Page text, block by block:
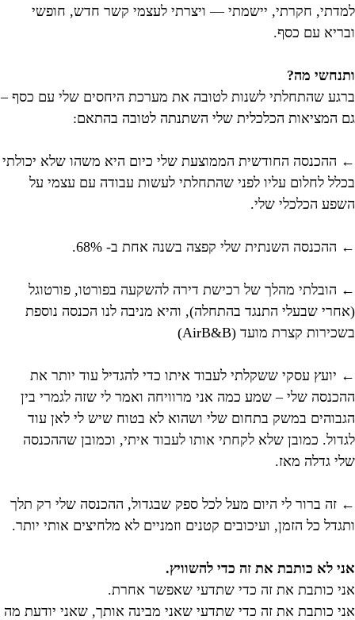
למדתי, חקרתי, יישמתי — ויצרתי לעצמי קשר חדש, חופשי
ובריא עם כסף.
ותנחשי מה?
ברגע שהתחלתי לשנות לטובה את מערכת היחסים שלי עם כסף –
גם המציאות הכלכלית שלי השתנתה לטובה בהתאם:
← ההכנסה החודשית הממוצעת שלי כיום היא משהו שלא יכולתי
בכלל לחלום עליו לפני שהתחלתי לעשות עבודה עם עצמי על
השפע הכלכלי שלי.
← ההכנסה השנתית שלי קפצה בשנה אחת ב- 68%.
← הובלתי מהלך של רכישת דירה להשקעה בפורטו, פורטוגל
(אחרי שבעלי התנגד בהתחלה), והיא מניבה לנו הכנסה נוספת
בשכירות קצרת מועד (AirB&B)
← יועץ עסקי ששקלתי לעבוד איתו כדי להגדיל עוד יותר את
ההכנסה שלי – שמע כמה אני מרוויחה ואמר לי שזה לגמרי בין
הגבוהים במשק בתחום שלי ושהוא לא בטוח שיש לי לאן עוד
לגדול. כמובן שלא לקחתי אותו לעבוד איתי, וכמובן שההכנסה
שלי גדלה מאז.
← זה ברור לי היום מעל לכל ספק שבגדול, ההכנסה שלי רק תלך
ותגדל כל הזמן, ועיכובים קטנים וזמניים לא מלחיצים אותי יותר.
אני לא כותבת את זה כדי להשוויץ.
אני כותבת את זה כדי שתדעי שאפשר אחרת.
אני כותבת את זה כדי שתדעי שאני מבינה אותך, שאני יודעת מה